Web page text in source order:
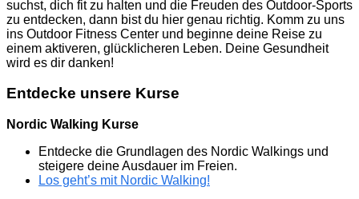
suchst, dich fit zu halten und die Freuden des Outdoor-Sports
zu entdecken, dann bist du hier genau richtig. Komm zu uns
ins Outdoor Fitness Center und beginne deine Reise zu
einem aktiveren, glücklicheren Leben. Deine Gesundheit
wird es dir danken!
Entdecke unsere Kurse
Nordic Walking Kurse
Entdecke die Grundlagen des Nordic Walkings und
steigere deine Ausdauer im Freien.
Los geht’s mit Nordic Walking!